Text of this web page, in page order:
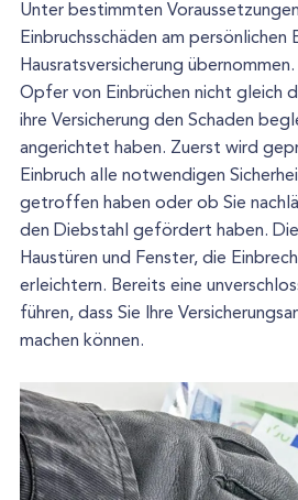
Unter bestimmten
Einbruchsschäden am persönlichen
Hausratsversicherung
Opfer von Einbrüchen nicht gleich
ihre Versicherung den Schaden
angerichtet haben. Zuerst wird
Einbruch alle notwendigen
getroffen haben oder ob Sie
den Diebstahl gefördert haben.
Haustüren und Fenster, die
erleichtern. Bereits eine
führen, dass Sie Ihre
machen können.